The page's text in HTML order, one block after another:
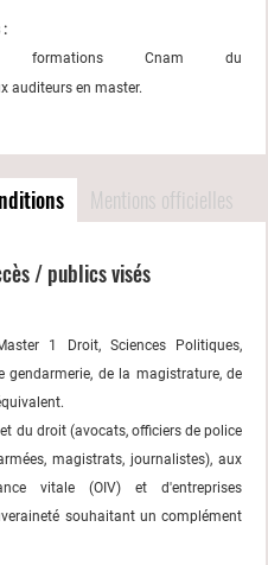
:
formations Cnam du
auditeurs en master.
Mentions officielles
/ publics visés
1 Droit, Sciences Politiques,
gendarmerie, de la magistrature, de
du droit (avocats, officiers de police
magistrats, journalistes), aux
vitale (OIV) et d'entreprises
souhaitant un complément